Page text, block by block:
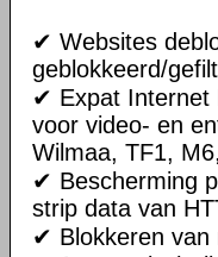
✔ Websites
geblokkeerd/
✔ Expat Internet
voor video- en
Wilmaa, TF1,
✔ Bescherming
strip data van
✔ Blokkeren van